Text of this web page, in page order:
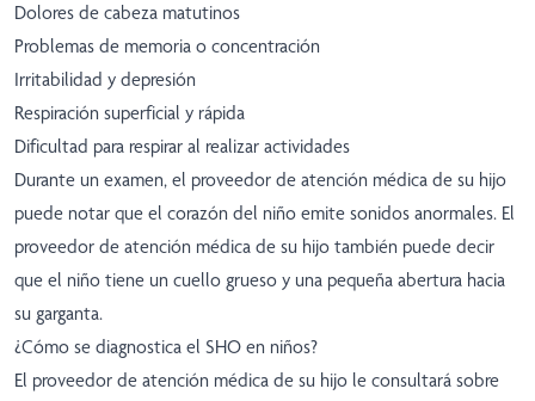
Dolores de cabeza matutinos
Problemas de memoria o concentración
Irritabilidad y depresión
Respiración superficial y rápida
Dificultad para respirar al realizar actividades
Durante un examen, el proveedor de atención médica de su hijo
puede notar que el corazón del niño emite sonidos anormales. El
proveedor de atención médica de su hijo también puede decir
que el niño tiene un cuello grueso y una pequeña abertura hacia
su garganta.
¿Cómo se diagnostica el SHO en niños?
El proveedor de atención médica de su hijo le consultará sobre